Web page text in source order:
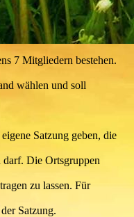
7 Mitgliedern bestehen.
wählen und soll
Satzung geben, die
darf. Die Ortsgruppen
zu lassen. Für
Satzung.